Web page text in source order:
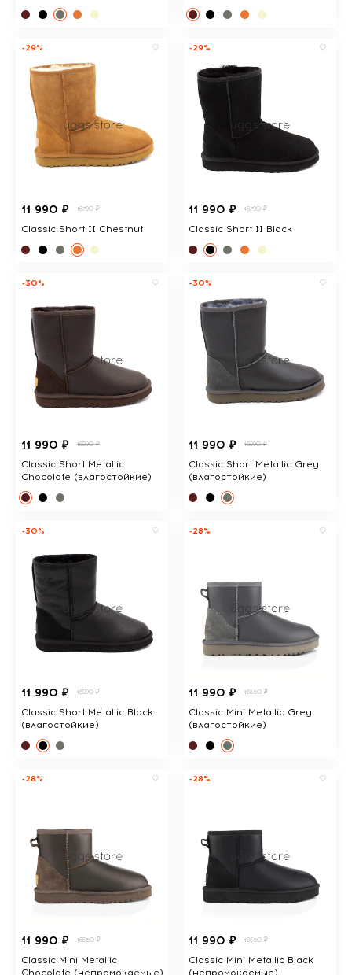
-29%
11 990 ₽ 16790 ₽
Classic Short II Chestnut
-29%
11 990 ₽ 16790 ₽
Classic Short II Black
-30%
11 990 ₽ 16890 ₽
Classic Short Metallic
Chocolate (влагостойкие)
-30%
11 990 ₽ 16890 ₽
Classic Short Metallic Grey
(влагостойкие)
-30%
11 990 ₽ 16890 ₽
Classic Short Metallic Black
(влагостойкие)
-28%
11 990 ₽ 16650 ₽
Classic Mini Metallic Grey
(влагостойкие)
-28%
11 990 ₽ 16650 ₽
Classic Mini Metallic
Chocolate (непромокаемые)
-28%
11 990 ₽ 16650 ₽
Classic Mini Metallic Black
(непромокаемые)